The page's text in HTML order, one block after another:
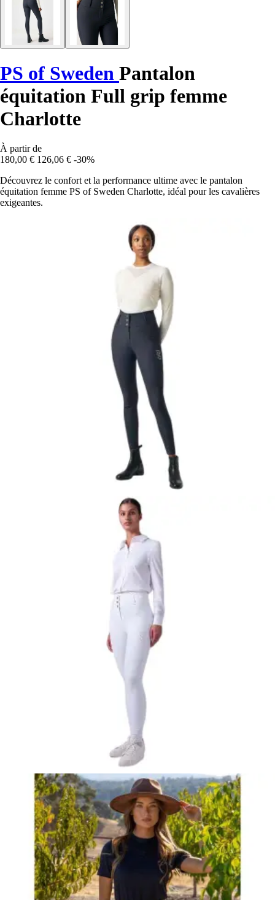
PS of Sweden Pantalon
équitation Full grip femme
Charlotte
À partir de
180,00 € 126,06 € -30%
Découvrez le confort et la performance ultime avec le pantalon
équitation femme PS of Sweden Charlotte, idéal pour les cavalières
exigeantes.